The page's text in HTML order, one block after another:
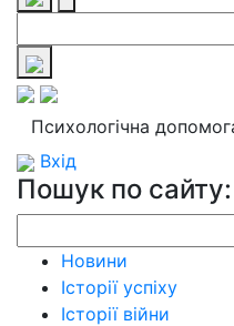
Психологічна
Вхід
Пошук по сайту:
Новини
Історії успіху
Історії війни